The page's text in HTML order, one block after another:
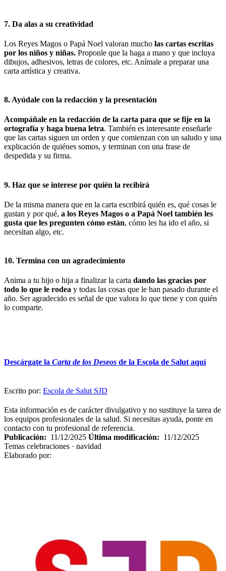
7. Da alas a su creatividad
Los Reyes Magos o Papá Noel valoran mucho las cartas escritas
por los niños y niñas. Proponle que la haga a mano y que incluya
dibujos, adhesivos, letras de colores, etc. Anímale a preparar una
carta artística y creativa.
8. Ayúdale con la redacción y la presentación
Acompáñale en la redacción de la carta para que se fije en la
ortografía y haga buena letra. También es interesante enseñarle
que las cartas siguen un orden y que comienzan con un saludo y una
explicación de quiénes somos, y terminan con una frase de
despedida y su firma.
9. Haz que se interese por quién la recibirá
De la misma manera que en la carta escribirá quién es, qué cosas le
gustan y por qué, a los Reyes Magos o a Papá Noel también les
gusta que les pregunten cómo están, cómo les ha ido el año, si
necesitan algo, etc.
10. Termina con un agradecimiento
Anima a tu hijo o hija a finalizar la carta dando las gracias por
todo lo que le rodea y todas las cosas que le han pasado durante el
año. Ser agradecido es señal de que valora lo que tiene y con quién
lo comparte.
Descárgate la Carta de los Deseos de la Escola de Salut aquí
Escrito por: Escola de Salut SJD
Esta información es de carácter divulgativo y no sustituye la tarea de
los equipos profesionales de la salud. Si necesitas ayuda, ponte en
contacto con tu profesional de referencia.
Publicación: 11/12/2025 Última modificación: 11/12/2025
Temas celebraciones · navidad
Elaborado por: